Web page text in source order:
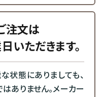
注文は
いただきます。
態にありましても、
ありません。メーカー